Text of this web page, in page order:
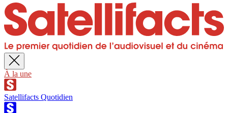
À la une
Satellifacts Quotidien